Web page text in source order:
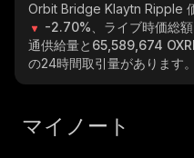
Orbit Bridge Klaytn Ripple
-2.70% 、ライブ時価総
通供給量と 65,589,674
の24時間取引量があります。
マイノート